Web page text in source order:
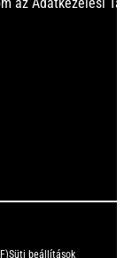
Süti beállítások